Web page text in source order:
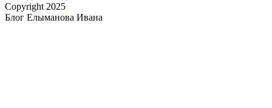
Copyright 2025
Блог Елыманова Ивана